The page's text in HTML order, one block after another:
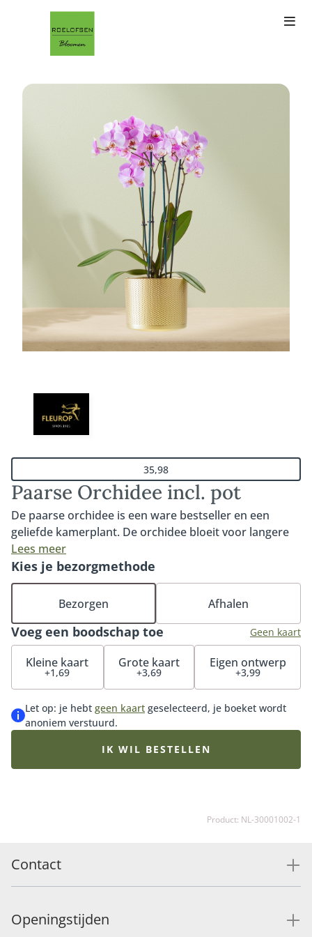
Paarse Orchidee incl. pot
De paarse orchidee is een ware bestseller en een
geliefde kamerplant. De orchidee bloeit voor langere
tijd en gaat, met de juiste verzorging en een dosis
liefde, jarenlang mee. Inclusief pot (deze kan afwijken
van de getoonde pot op de foto).
Lees meer
35,98
Voeg een boodschap toe Geen kaart
Kleine kaart
+1,69
Grote kaart
+3,69
Eigen ontwerp
+3,99
Let op: je hebt geen kaart geselecteerd, je boeket wordt
anoniem verstuurd.
Kies je bezorgmethode
Bezorgen Afhalen
IK WIL BESTELLEN
Product: NL-30001002-1
Contact
Openingstijden